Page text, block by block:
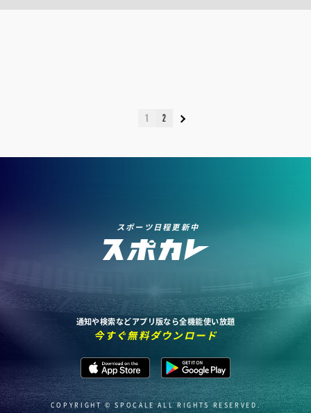
1 2
スポーツ日程更新中
通知や検索などアプリ版なら全機能使い放題
今すぐ無料ダウンロード
COPYRIGHT © SPOCALE ALL RIGHTS RESERVED.